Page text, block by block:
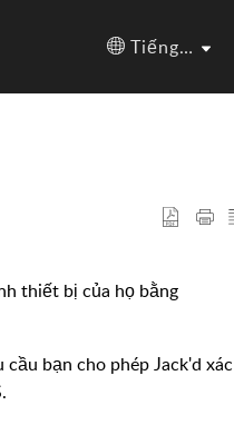
Tiếng Việt
thiết bị của họ bằng
bạn cho phép Jack'd xác